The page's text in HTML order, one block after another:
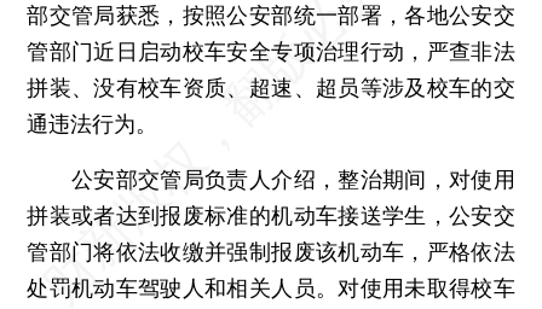
部交管局获悉，按照公安部统一部署，各地公安交
管部门近日启动校车安全专项治理行动，严查非法
拼装、没有校车资质、超速、超员等涉及校车的交
通违法行为。
公安部交管局负责人介绍，整治期间，对使用
拼装或者达到报废标准的机动车接送学生，公安交
管部门将依法收缴并强制报废该机动车，严格依法
处罚机动车驾驶人和相关人员。对使用未取得校车